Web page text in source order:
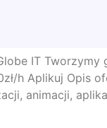
IT
h Aplikuj Opis
animacji,